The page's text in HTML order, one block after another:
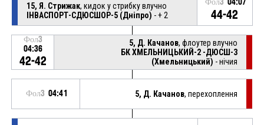
15, Я. Стрижак, кидок у стрибку влучно
ІНВАСПОРТ-СДЮСШОР-5 (Дніпро) - + 2
Фол3 04:07
44-42
Фол3
04:36
42-42
5, Д. Качанов, флоутер влучно
БК ХМЕЛЬНИЦЬКИЙ-2 -ДЮСШ-3
(Хмельницький) - нічия
Фол3 04:41 5, Д. Качанов, перехоплення